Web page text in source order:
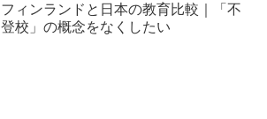
フィンランドと日本の教育比較｜「不
登校」の概念をなくしたい